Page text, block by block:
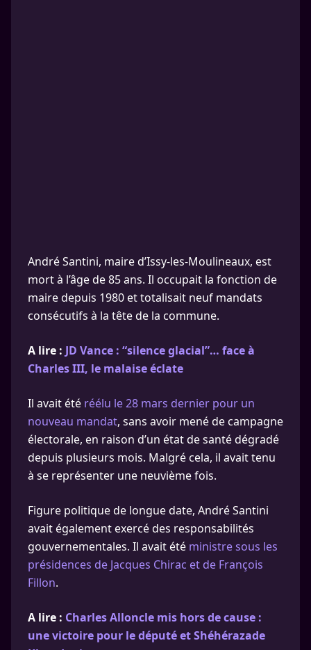
André Santini, maire d’Issy-les-Moulineaux, est
mort à l’âge de 85 ans. Il occupait la fonction de
maire depuis 1980 et totalisait neuf mandats
consécutifs à la tête de la commune.
A lire : JD Vance : “silence glacial”… face à
Charles III, le malaise éclate
Il avait été réélu le 28 mars dernier pour un
nouveau mandat, sans avoir mené de campagne
électorale, en raison d’un état de santé dégradé
depuis plusieurs mois. Malgré cela, il avait tenu
à se représenter une neuvième fois.
Figure politique de longue date, André Santini
avait également exercé des responsabilités
gouvernementales. Il avait été ministre sous les
présidences de Jacques Chirac et de François
Fillon.
A lire : Charles Alloncle mis hors de cause :
une victoire pour le député et Shéhérazade